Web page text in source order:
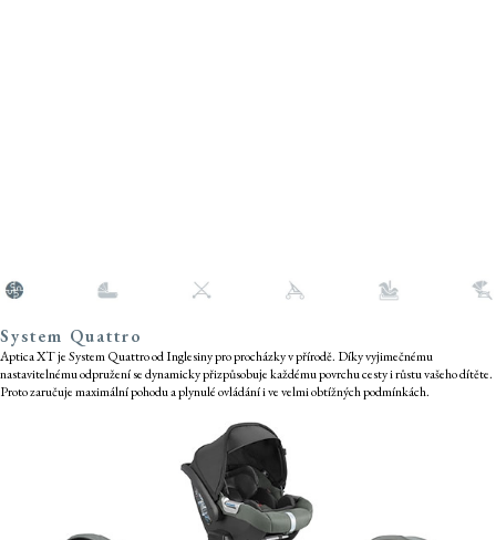
System Quattro
Aptica XT je System Quattro od Inglesiny pro procházky v přírodě. Díky vyjimečnému
nastavitelnému odpružení se dynamicky přizpůsobuje každému povrchu cesty i růstu vašeho dítěte.
Proto zaručuje maximální pohodu a plynulé ovládání i ve velmi obtížných podmínkách.